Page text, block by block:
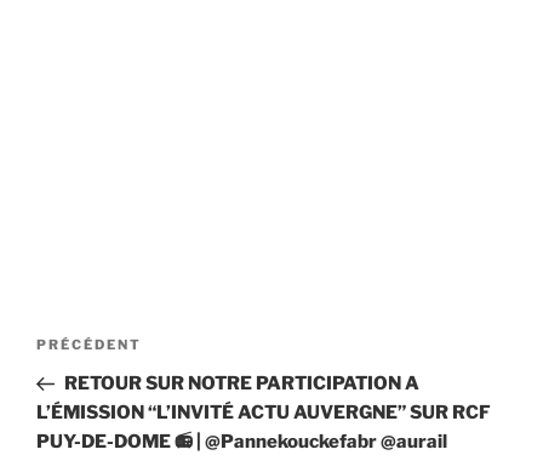
Navigation
l’article
Article
précédent
PRÉCÉDENT
RETOUR SUR NOTRE PARTICIPATION A
L’ÉMISSION “L’INVITÉ ACTU AUVERGNE” SUR RCF
PUY-DE-DOME 📻 | @Pannekouckefabr @aurail